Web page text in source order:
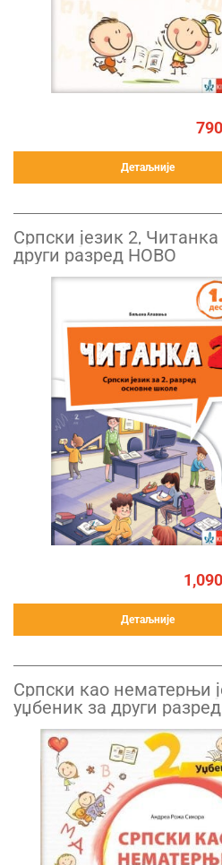
Детаљније
Српски језик 2, Читанка
други разред НОВО
Детаљније
Српски као нематерњи
уџбеник за други разред